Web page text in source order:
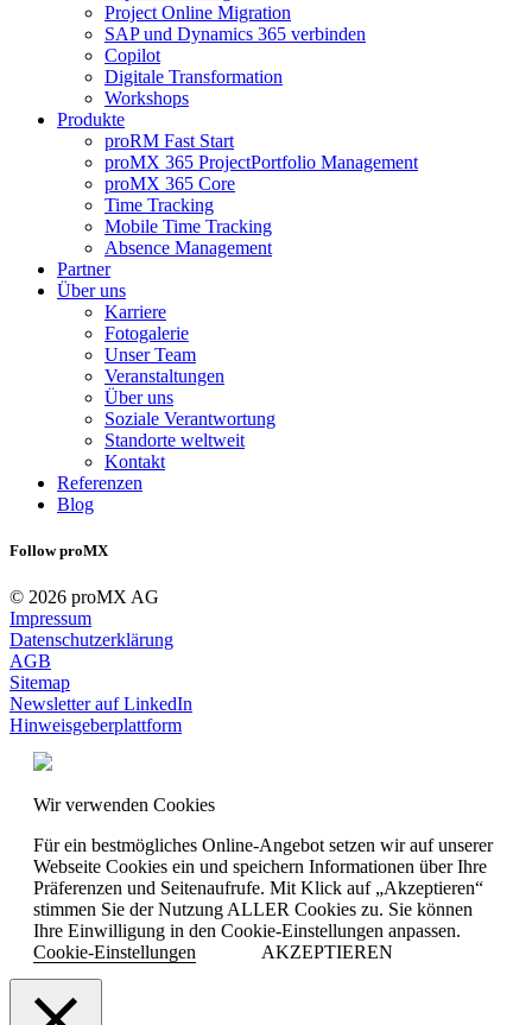
Project Online Migration
SAP und Dynamics 365 verbinden
Copilot
Digitale Transformation
Workshops
Produkte
proRM Fast Start
proMX 365 ProjectPortfolio Management
proMX 365 Core
Time Tracking
Mobile Time Tracking
Absence Management
Partner
Über uns
Karriere
Fotogalerie
Unser Team
Veranstaltungen
Über uns
Soziale Verantwortung
Standorte weltweit
Kontakt
Referenzen
Blog
Follow proMX
© 2026 proMX AG
Impressum
Datenschutzerklärung
AGB
Sitemap
Newsletter auf LinkedIn
Hinweisgeberplattform
Wir verwenden Cookies
Für ein bestmögliches Online-Angebot setzen wir auf unserer
Webseite Cookies ein und speichern Informationen über Ihre
Präferenzen und Seitenaufrufe. Mit Klick auf „Akzeptieren“
stimmen Sie der Nutzung ALLER Cookies zu. Sie können
Ihre Einwilligung in den Cookie-Einstellungen anpassen.
Cookie-Einstellungen
AKZEPTIEREN